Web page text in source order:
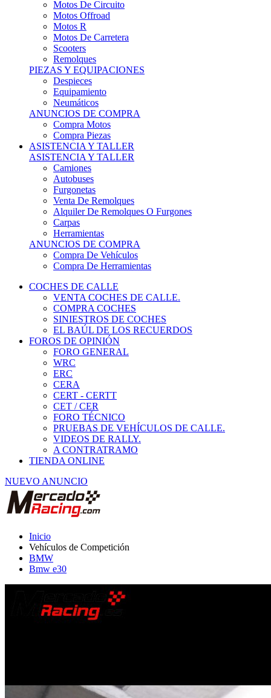
Motos R
Motos De Carretera
Scooters
Remolques
PIEZAS Y EQUIPACIONES
Despieces
Equipamiento
Neumáticos
ANUNCIOS DE COMPRA
Compra Motos
Compra Piezas
ASISTENCIA Y TALLER
ASISTENCIA Y TALLER
Camiones
Autobuses
Furgonetas
Venta De Remolques
Alquiler De Remolques O Furgones
Carpas
Herramientas
ANUNCIOS DE COMPRA
Compra De Vehículos
Compra De Herramientas
COCHES DE CALLE
VENTA COCHES DE CALLE.
COMPRA COCHES
SINIESTROS DE COCHES
EL BAÚL DE LOS RECUERDOS
FOROS DE OPINIÓN
FORO GENERAL
WRC
ERC
CERA
CERT - CERTT
CET / CER
FORO TÉCNICO
PRUEBAS DE VEHÍCULOS DE CALLE.
VIDEOS DE RALLY.
A CONTRATRAMO
TIENDA ONLINE
NUEVO ANUNCIO
Vehículos de Competición
BMW
Bmw e30